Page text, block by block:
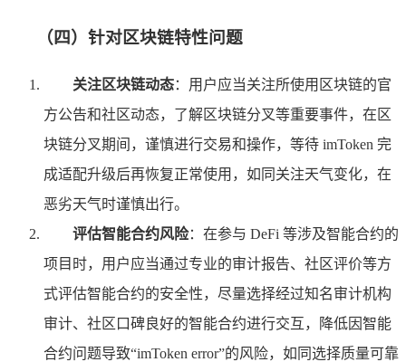
（四）针对区块链特性问题
关注区块链动态：用户应当关注所使用区块链的官
方公告和社区动态，了解区块链分叉等重要事件，在区
块链分叉期间，谨慎进行交易和操作，等待 imToken 完
成适配升级后再恢复正常使用，如同关注天气变化，在
恶劣天气时谨慎出行。
评估智能合约风险：在参与 DeFi 等涉及智能合约的
项目时，用户应当通过专业的审计报告、社区评价等方
式评估智能合约的安全性，尽量选择经过知名审计机构
审计、社区口碑良好的智能合约进行交互，降低因智能
合约问题导致“imToken error”的风险，如同选择质量可靠